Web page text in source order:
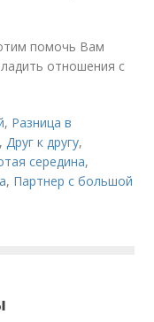
помочь Вам
отношения с
, Разница в
,Друг к другу,
середина,
, Партнер с большой